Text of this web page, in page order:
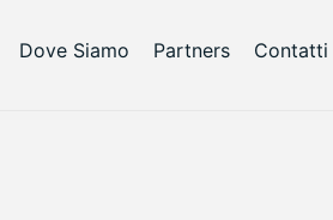
Dove Siamo Partners Contatti